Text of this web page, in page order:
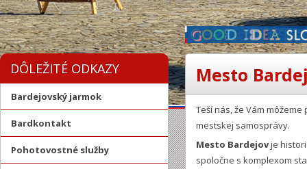
DÔLEŽITÉ ODKAZY
Bardejovský jarmok
Bardkontakt
Pohotovostné služby
Mesto
Teší nás, že Vám
mestskej samosprávy.
Mesto Bardejovje
spoločne s komplexom